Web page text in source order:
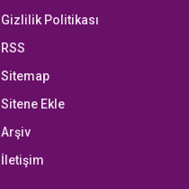
Gizlilik Politikası
RSS
Sitemap
Sitene Ekle
Arşiv
İletişim